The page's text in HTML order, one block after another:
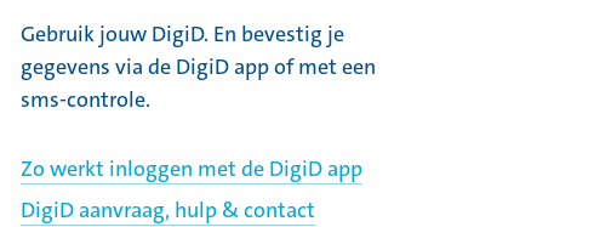
l
o
g
g
e
Gebruik jouw DigiD. En bevestig je
gegevens via de DigiD app of met een
sms-controle.
Zo werkt inloggen met de DigiD app
DigiD aanvraag, hulp & contact